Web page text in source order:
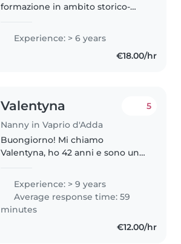
formazione in ambito storico-
e nel supporto educativo,
disponibile da agosto/settembre
2026 per un impiego a tempo
Experience: > 6 years
€18.00/hr
Valentyna
Nanny in Vaprio d'Adda
5
Buongiorno! Mi chiamo
Valentyna, ho 42 anni e sono una
bambini fin dai primi mesi di
vita. Ho completato un corso di
primo soccorso..
Experience: > 9 years
Average response time: 59
minutes
€12.00/hr